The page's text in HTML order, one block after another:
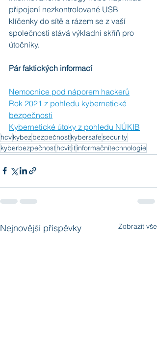
připojení nezkontrolované USB
klíčenky do sítě a rázem se z vaší
společnosti stává výkladní skříň pro
útočníky.
Pár faktických informací
Nemocnice pod náporem hackerů
Rok 2021 z pohledu kybernetické
bezpečnosti
Kybernetické útoky z pohledu NÚKIB
hcvkybezbezpečnostkybersafesecurity
kyberbezpečnosthcvititinformačnítechnologie
Nejnovější příspěvky Zobrazit vše